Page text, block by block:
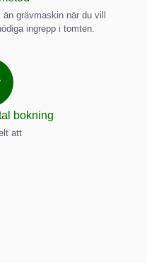
grävmaskin när du vill
ingrepp i tomten.
bokning
att